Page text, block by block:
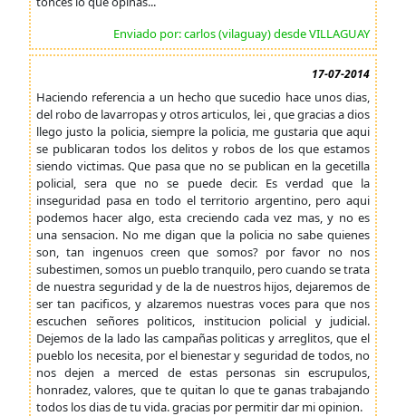
Enviado por: carlos (vilaguay) desde VILLAGUAY
17-07-2014
Haciendo referencia a un hecho que sucedio hace unos dias,
del robo de lavarropas y otros articulos, lei , que gracias a dios
llego justo la policia, siempre la policia, me gustaria que aqui
se publicaran todos los delitos y robos de los que estamos
siendo victimas. Que pasa que no se publican en la gecetilla
policial, sera que no se puede decir. Es verdad que la
inseguridad pasa en todo el territorio argentino, pero aqui
podemos hacer algo, esta creciendo cada vez mas, y no es
una sensacion. No me digan que la policia no sabe quienes
son, tan ingenuos creen que somos? por favor no nos
subestimen, somos un pueblo tranquilo, pero cuando se trata
de nuestra seguridad y de la de nuestros hijos, dejaremos de
ser tan pacificos, y alzaremos nuestras voces para que nos
escuchen señores politicos, institucion policial y judicial.
Dejemos de la lado las campañas politicas y arreglitos, que el
pueblo los necesita, por el bienestar y seguridad de todos, no
nos dejen a merced de estas personas sin escrupulos,
honradez, valores, que te quitan lo que te ganas trabajando
todos los dias de tu vida. gracias por permitir dar mi opinion.